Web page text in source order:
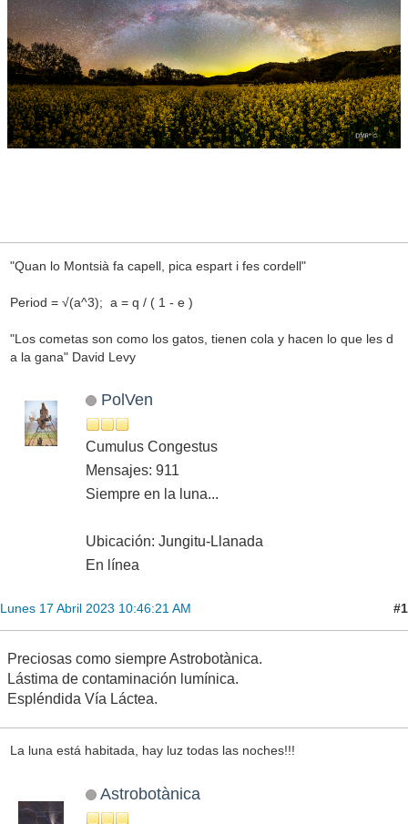
"Quan lo Montsià fa capell, pica espart i fes cordell"
Period = √(a^3); a = q / ( 1 - e )
"Los cometas son como los gatos, tienen cola y hacen lo que les d
a la gana" David Levy
PolVen
Cumulus Congestus
Mensajes: 911
Siempre en la luna...
Ubicación: Jungitu-Llanada
En línea
Lunes 17 Abril 2023 10:46:21 AM #1
Preciosas como siempre Astrobotànica.
Lástima de contaminación lumínica.
Espléndida Vía Láctea.
La luna está habitada, hay luz todas las noches!!!
Astrobotànica